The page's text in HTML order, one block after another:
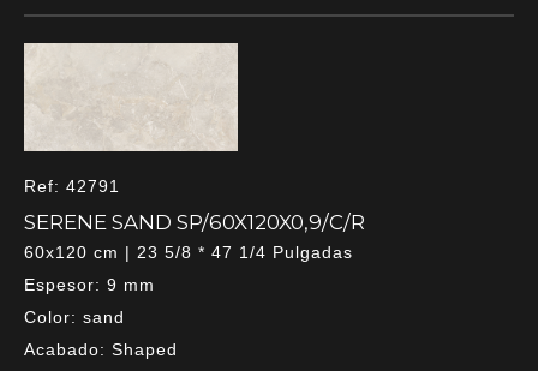
Ref: 42791
SERENE SAND SP/60X120X0,9/C/R
60x120 cm | 23 5/8 * 47 1/4 Pulgadas
Espesor: 9 mm
Color: sand
Acabado: Shaped